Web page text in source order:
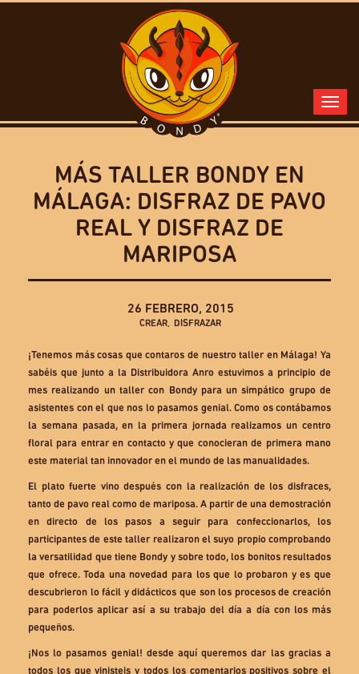
MÁS TALLER BONDY EN
MÁLAGA: DISFRAZ DE PAVO
REAL Y DISFRAZ DE
MARIPOSA
26 FEBRERO, 2015
CREAR, DISFRAZAR
¡Tenemos más cosas que contaros de nuestro taller en Málaga! Ya
sabéis que junto a la Distribuidora Anro estuvimos a principio de
mes realizando un taller con Bondy para un simpático grupo de
asistentes con el que nos lo pasamos genial. Como os contábamos
la semana pasada, en la primera jornada realizamos un centro
floral para entrar en contacto y que conocieran de primera mano
este material tan innovador en el mundo de las manualidades.
El plato fuerte vino después con la realización de los disfraces,
tanto de pavo real como de mariposa. A partir de una demostración
en directo de los pasos a seguir para confeccionarlos, los
participantes de este taller realizaron el suyo propio comprobando
la versatilidad que tiene Bondy y sobre todo, los bonitos resultados
que ofrece. Toda una novedad para los que lo probaron y es que
descubrieron lo fácil y didácticos que son los procesos de creación
para poderlos aplicar así a su trabajo del día a día con los más
pequeños.
¡Nos lo pasamos genial! desde aquí queremos dar las gracias a
todos los que vinisteis y todos los comentarios positivos sobre el